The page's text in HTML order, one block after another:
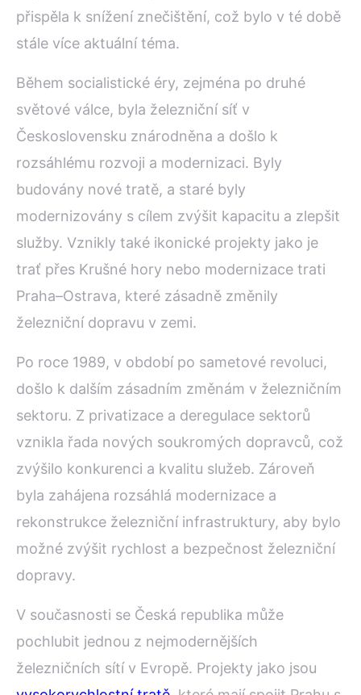
přispěla k snížení znečištění, což bylo v té době
stále více aktuální téma.
Během socialistické éry, zejména po druhé
světové válce, byla železniční síť v
Československu znárodněna a došlo k
rozsáhlému rozvoji a modernizaci. Byly
budovány nové tratě, a staré byly
modernizovány s cílem zvýšit kapacitu a zlepšit
služby. Vznikly také ikonické projekty jako je
trať přes Krušné hory nebo modernizace trati
Praha–Ostrava, které zásadně změnily
železniční dopravu v zemi.
Po roce 1989, v období po sametové revoluci,
došlo k dalším zásadním změnám v železničním
sektoru. Z privatizace a deregulace sektorů
vznikla řada nových soukromých dopravců, což
zvýšilo konkurenci a kvalitu služeb. Zároveň
byla zahájena rozsáhlá modernizace a
rekonstrukce železniční infrastruktury, aby bylo
možné zvýšit rychlost a bezpečnost železniční
dopravy.
V současnosti se Česká republika může
pochlubit jednou z nejmodernějších
železničních sítí v Evropě. Projekty jako jsou